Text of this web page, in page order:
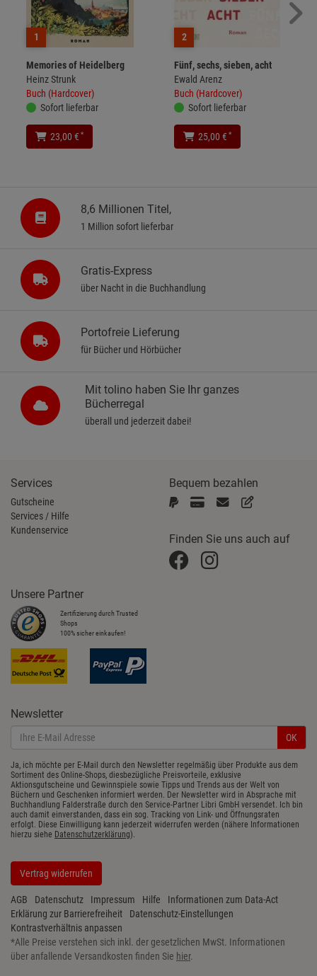
1
Memories of Heidelberg
Heinz Strunk
Buch (Hardcover)
Sofort lieferbar
23,00 € *
2
Fünf, sechs, sieben, acht
Ewald Arenz
Buch (Hardcover)
Sofort lieferbar
25,00 € *
8,6 Millionen Titel,
1 Million sofort lieferbar
Gratis-Express
über Nacht in die Buchhandlung
Portofreie Lieferung
für Bücher und Hörbücher
Mit tolino haben Sie Ihr ganzes
Bücherregal
überall und jederzeit dabei!
Services
Gutscheine
Services / Hilfe
Kundenservice
Bequem bezahlen
Finden Sie uns auch auf
Unsere Partner
Zertifizierung durch Trusted
Shops
100% sicher einkaufen!
Newsletter
OK
Ja, ich möchte per E-Mail durch den Newsletter regelmäßig über Produkte aus dem
Sortiment des Online-Shops, diesbezügliche Preisvorteile, exklusive
Aktionsgutscheine und Gewinnspiele sowie Tipps und Trends aus der Welt von
Büchern und Geschenken informiert werden. Der Newsletter wird in Absprache mit
Buchhandlung Falderstraße durch den Service-Partner Libri GmbH versendet. Ich bin
auch damit einverstanden, dass ein sog. Tracking von Link- und Öffnungsraten
erfolgt. Diese Einwilligung kann jederzeit widerrufen werden (nähere Informationen
hierzu siehe Datenschutzerklärung).
Vertrag widerrufen
AGB Datenschutz Impressum Hilfe
Informationen zum Data-Act
Erklärung zur Barrierefreiheit
Datenschutz-Einstellungen
Kontrastverhältnis anpassen
*Alle Preise verstehen sich inkl. der gesetzlichen MwSt. Informationen
über anfallende Versandkosten finden Sie hier.